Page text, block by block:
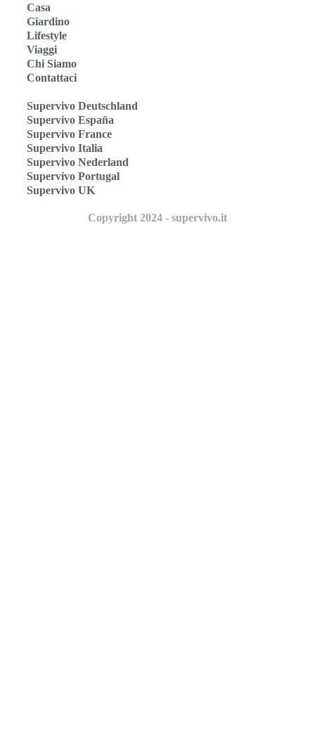
Casa
Giardino
Lifestyle
Viaggi
Chi Siamo
Contattaci
Supervivo Deutschland
Supervivo España
Supervivo France
Supervivo Italia
Supervivo Nederland
Supervivo Portugal
Supervivo UK
Copyright 2024 - supervivo.it